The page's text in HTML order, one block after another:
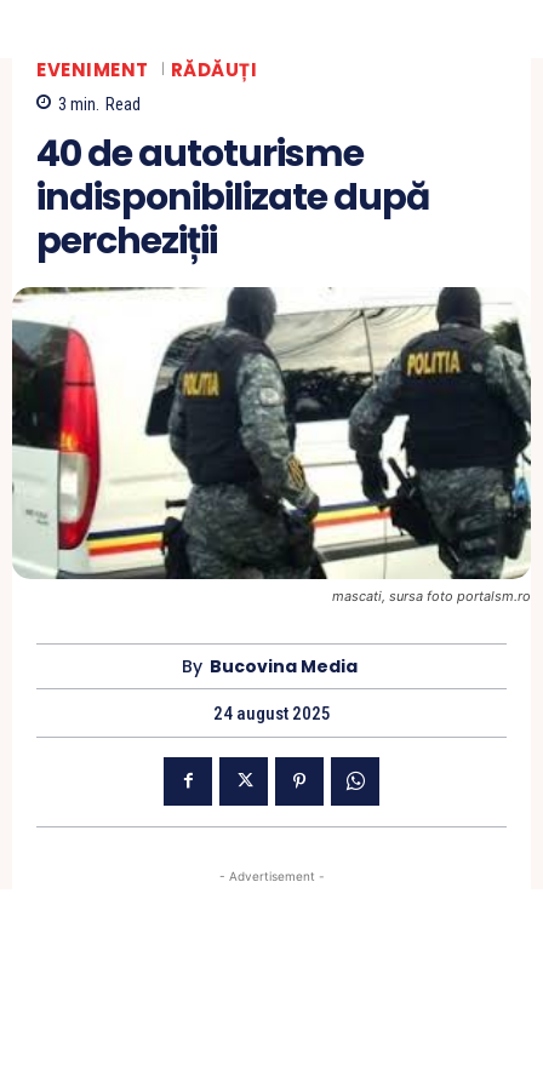
EVENIMENT RĂDĂUȚI
3 min. Read
40 de autoturisme
indisponibilizate după
percheziții
mascati, sursa foto portalsm.ro
By Bucovina Media
24 august 2025
- Advertisement -